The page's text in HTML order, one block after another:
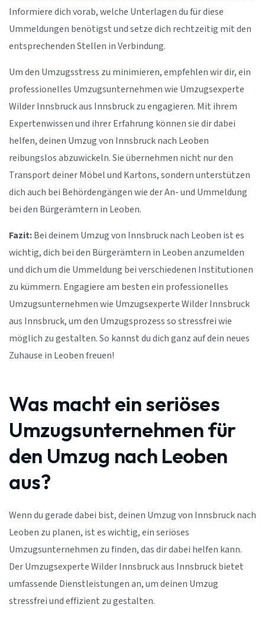
Informiere dich vorab, welche Unterlagen du für diese
Ummeldungen benötigst und setze dich rechtzeitig mit den
entsprechenden Stellen in Verbindung.
Um den Umzugsstress zu minimieren, empfehlen wir dir, ein
professionelles Umzugsunternehmen wie Umzugsexperte
Wilder Innsbruck aus Innsbruck zu engagieren. Mit ihrem
Expertenwissen und ihrer Erfahrung können sie dir dabei
helfen, deinen Umzug von Innsbruck nach Leoben
reibungslos abzuwickeln. Sie übernehmen nicht nur den
Transport deiner Möbel und Kartons, sondern unterstützen
dich auch bei Behördengängen wie der An- und Ummeldung
bei den Bürgerämtern in Leoben.
Fazit:Bei deinem Umzug von Innsbruck nach Leoben ist es
wichtig, dich bei den Bürgerämtern in Leoben anzumelden
und dich um die Ummeldung bei verschiedenen Institutionen
zu kümmern. Engagiere am besten ein professionelles
Umzugsunternehmen wie Umzugsexperte Wilder Innsbruck
aus Innsbruck, um den Umzugsprozess so stressfrei wie
möglich zu gestalten. So kannst du dich ganz auf dein neues
Zuhause in Leoben freuen!
Was macht ein seriöses
Umzugsunternehmen für
den Umzug nach Leoben
aus?
Wenn du gerade dabei bist, deinen Umzug von Innsbruck nach
Leoben zu planen, ist es wichtig, ein seriöses
Umzugsunternehmen zu finden, das dir dabei helfen kann.
Der Umzugsexperte Wilder Innsbruck aus Innsbruck bietet
umfassende Dienstleistungen an, um deinen Umzug
stressfrei und effizient zu gestalten.